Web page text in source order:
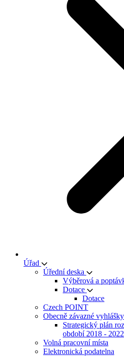
Úřad
Úřední deska
Výběrová a
Dotace
Dotace
Czech POINT
Obecně závazné
Strategický plán
období 2018 - 2022
Volná pracovní místa
Elektronická podatelna